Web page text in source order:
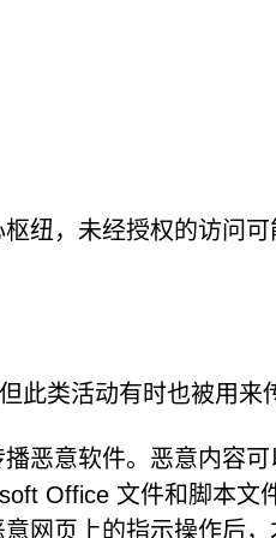
纽，未经授权的访问
此类活动有时也被用来
恶意软件。恶意内容
Office 文件和脚本文
网页上的指示操作后，